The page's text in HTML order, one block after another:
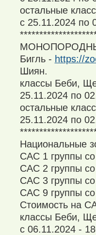
остальные
с 25.11.2024 по
Бигль - https://
Шиян.
классы Беби,
25.11.2024 по
остальные
25.11.2024 по
Национальные
САС 1 группы
САС 2 группы
САС 3 группы
САС 9 группы
Стоимость на
классы Беби,
с 06.11.2024 -